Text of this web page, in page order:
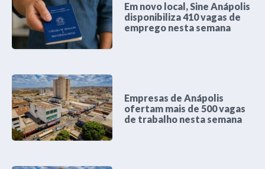
Em novo local, Sine Anápolis
disponibiliza 410 vagas de
emprego nesta semana
Empresas de Anápolis
ofertam mais de 500 vagas
de trabalho nesta semana